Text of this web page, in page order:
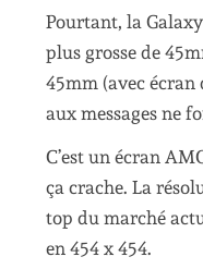
Pourtant, la
plus grosse de
45mm (avec écran
aux messages ne
C’est un écran
ça crache. La
top du marché
en 454 x 454.